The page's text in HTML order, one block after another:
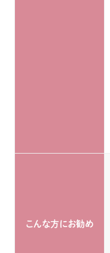
こんな方にお勧め